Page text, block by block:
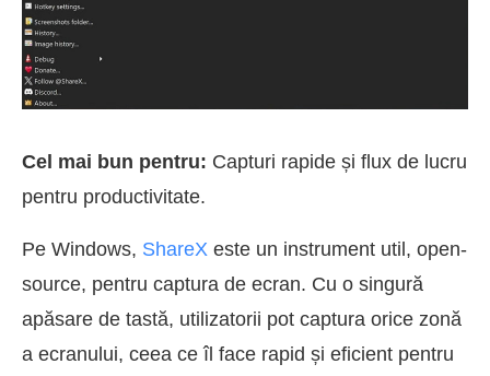
Cel mai bun pentru: Capturi rapide și flux de lucru
pentru productivitate.
Pe Windows, ShareX este un instrument util, open-
source, pentru captura de ecran. Cu o singură
apăsare de tastă, utilizatorii pot captura orice zonă
a ecranului, ceea ce îl face rapid și eficient pentru